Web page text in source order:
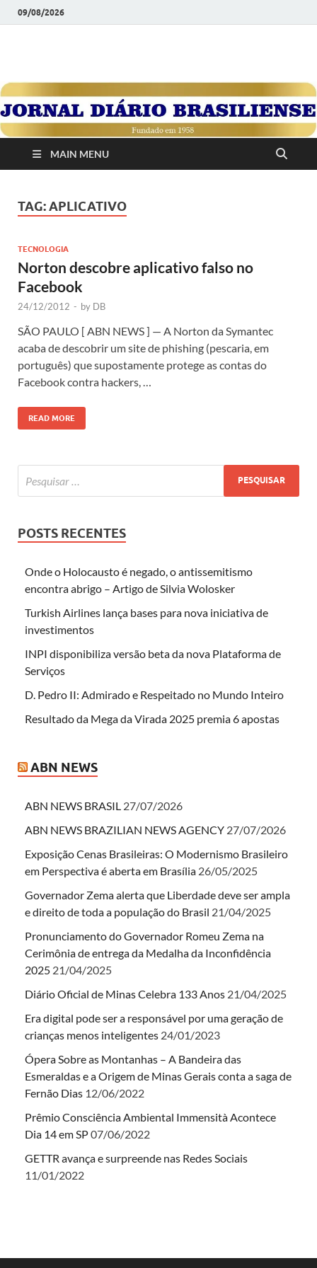
09/08/2026
JORNAL DIÁRIO
BRASILIENSE
1958
MAIN MENU
TAG:APLICATIVO
TECNOLOGIA
Norton descobre aplicativo falso no
Facebook
24/12/2012 - by DB
SÃO PAULO [ ABN NEWS ] — A Norton da Symantec
acaba de descobrir um site de phishing (pescaria, em
português) que supostamente protege as contas do
Facebook contra hackers, …
READ MORE
POSTS RECENTES
Onde o Holocausto é negado, o antissemitismo
encontra abrigo – Artigo de Silvia Wolosker
Turkish Airlines lança bases para nova iniciativa de
investimentos
INPI disponibiliza versão beta da nova Plataforma de
Serviços
D. Pedro II: Admirado e Respeitado no Mundo Inteiro
Resultado da Mega da Virada 2025 premia 6 apostas
ABN NEWS
ABN NEWS BRASIL 27/07/2026
ABN NEWS BRAZILIAN NEWS AGENCY 27/07/2026
Exposição Cenas Brasileiras: O Modernismo Brasileiro
em Perspectiva é aberta em Brasília 26/05/2025
Governador Zema alerta que Liberdade deve ser ampla
e direito de toda a população do Brasil 21/04/2025
Pronunciamento do Governador Romeu Zema na
Cerimônia de entrega da Medalha da Inconfidência
2025 21/04/2025
Diário Oficial de Minas Celebra 133 Anos 21/04/2025
Era digital pode ser a responsável por uma geração de
crianças menos inteligentes 24/01/2023
Ópera Sobre as Montanhas – A Bandeira das
Esmeraldas e a Origem de Minas Gerais conta a saga de
Fernão Dias 12/06/2022
Prêmio Consciência Ambiental Immensità Acontece
Dia 14 em SP07/06/2022
GETTR avança e surpreende nas Redes Sociais
11/01/2022